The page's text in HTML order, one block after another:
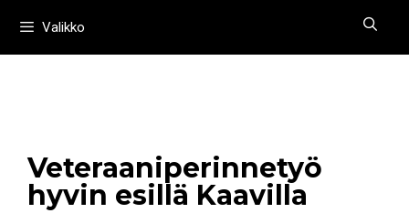
sisältöönValikko
Veteraaniperinnetyö
hyvin esillä Kaavilla